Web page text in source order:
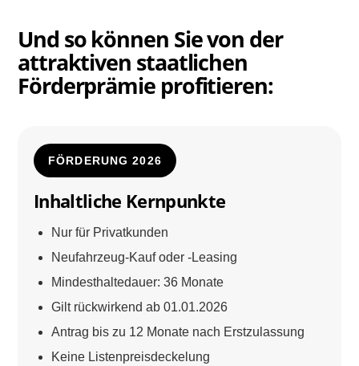
Und so können Sie von der
attraktiven staatlichen
Förderprämie profitieren:
FÖRDERUNG 2026
Inhaltliche Kernpunkte
Nur für Privatkunden
Neufahrzeug-Kauf oder -Leasing
Mindesthaltedauer: 36 Monate
Gilt rückwirkend ab 01.01.2026
Antrag bis zu 12 Monate nach Erstzulassung
Keine Listenpreisdeckelung